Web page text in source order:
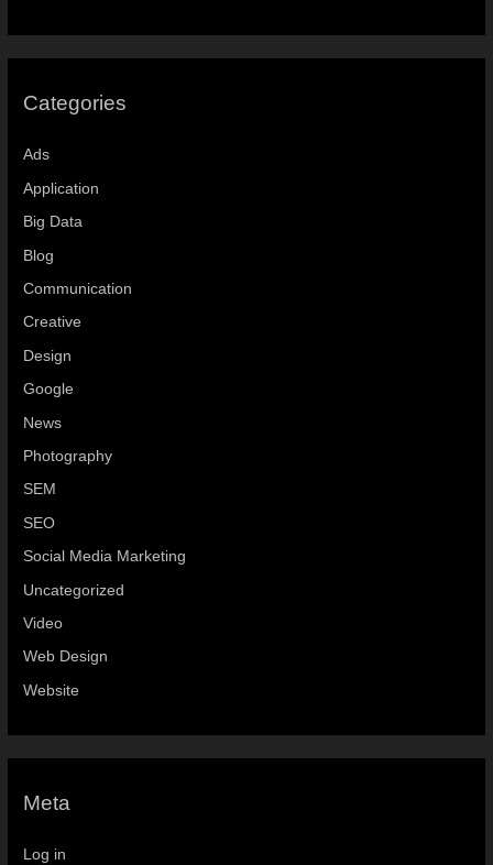
Categories
Ads
Application
Big Data
Blog
Communication
Creative
Design
Google
News
Photography
SEM
SEO
Social Media Marketing
Uncategorized
Video
Web Design
Website
Meta
Log in